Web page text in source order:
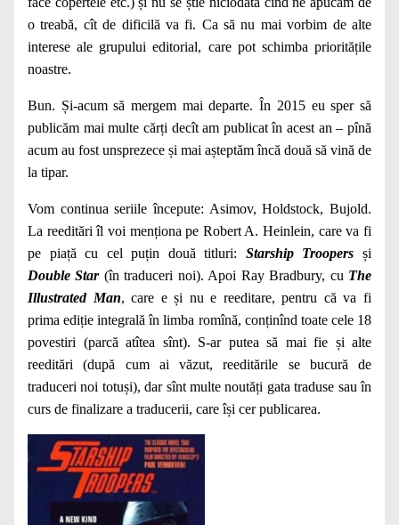
o treabă, cît de dificilă va fi. Ca să nu mai vorbim de alte
interese ale grupului editorial, care pot schimba prioritățile
noastre.
Bun. Și-acum să mergem mai departe. În 2015 eu sper să
publicăm mai multe cărți decît am publicat în acest an – pînă
acum au fost unsprezece și mai așteptăm încă două să vină de
la tipar.
Vom continua seriile începute: Asimov, Holdstock, Bujold.
La reeditări îl voi menționa pe Robert A. Heinlein, care va fi
pe piață cu cel puțin două titluri: Starship Troopers și
Double Star(în traduceri noi). Apoi Ray Bradbury, cu The
Illustrated Man, care e și nu e reeditare, pentru că va fi
prima ediție integrală în limba romînă, conținînd toate cele 18
povestiri (parcă atîtea sînt). S-ar putea să mai fie și alte
reeditări (după cum ai văzut, reeditările se bucură de
traduceri noi totuși), dar sînt multe noutăți gata traduse sau în
curs de finalizare a traducerii, care își cer publicarea.